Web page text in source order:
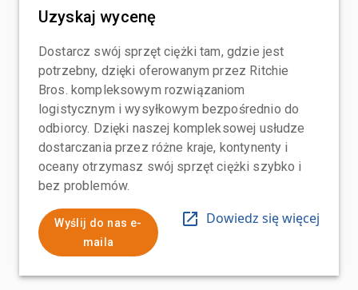
Uzyskaj wycenę
Dostarcz swój sprzęt ciężki tam, gdzie jest
potrzebny, dzięki oferowanym przez Ritchie
Bros. kompleksowym rozwiązaniom
logistycznym i wysyłkowym bezpośrednio do
odbiorcy. Dzięki naszej kompleksowej usłudze
dostarczania przez różne kraje, kontynenty i
oceany otrzymasz swój sprzęt ciężki szybko i
bez problemów.
Wyślij do nas e-
maila
Dowiedz się więcej